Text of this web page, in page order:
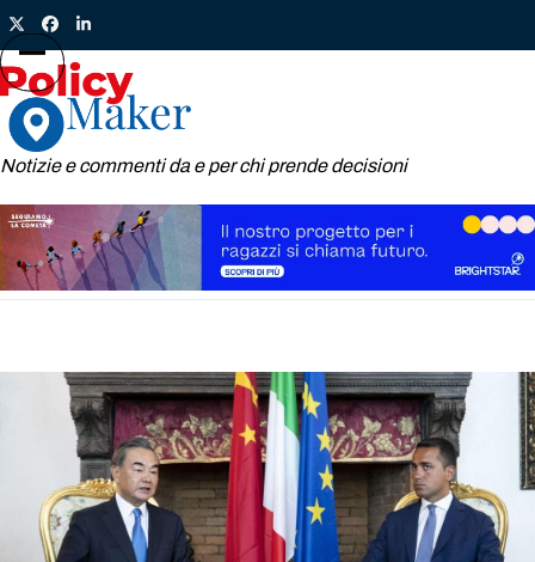
Skip
to
content
TwitterFacebook
LinkedIn
Notizie e commenti da e per chi prende decisioni
Open
mobile
menu
Close
mobile
menu